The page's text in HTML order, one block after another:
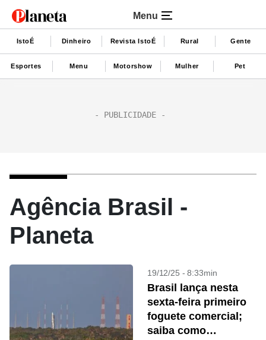
Menu
IstoÉ Dinheiro Revista IstoÉ Rural Gente
Esportes Menu Motorshow Mulher Pet
Agência Brasil -
Planeta
19/12/25 - 8:33min
Brasil lança nesta
sexta-feira primeiro
foguete comercial;
saiba como